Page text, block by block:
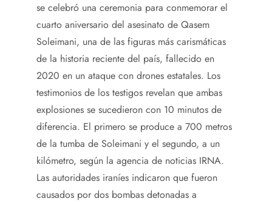
se celebró una ceremonia para conmemorar el
cuarto aniversario del asesinato de Qasem
Soleimani, una de las figuras más carismáticas
de la historia reciente del país, fallecido en
2020 en un ataque con drones estatales. Los
testimonios de los testigos revelan que ambas
explosiones se sucedieron con 10 minutos de
diferencia. El primero se produce a 700 metros
de la tumba de Soleimani y el segundo, a un
kilómetro, según la agencia de noticias IRNA.
Las autoridades iraníes indicaron que fueron
causados ​​por dos bombas detonadas a